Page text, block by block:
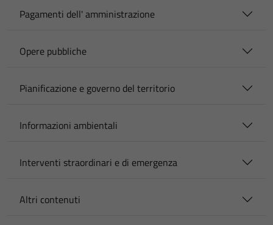
Pagamenti dell' amministrazione
Opere pubbliche
Pianificazione e governo del territorio
Informazioni ambientali
Interventi straordinari e di emergenza
Altri contenuti